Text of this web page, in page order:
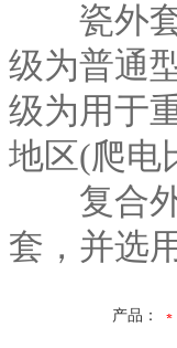
瓷外套;
级为普通
级为用于
地区(爬电
复合外
套，并选
产品：